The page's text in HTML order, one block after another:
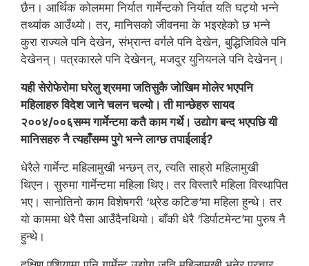
छैन। आर्थिक कोलममा निर्यात गार्मेन्टको निर्यात यति घट्यो भन्ने
तथ्यांक आउँथ्यो। तर, मानिसको जीवनमा के भइरहेको छ भन्ने
कुरा राज्यले पनि देखेन, संभ्रान्त वर्गले पनि देखेन, बुद्धिजिविले पनि
देखेनन्। पत्रकारले पनि देखेनन्, मजदुर युनियनले पनि देखेनन्।
यही सेरोफेरोमा घरेलु श्रममा जतिसुकै जोखिम मोलेर भएपनि
महिलाहरु विदेश जाने चलन चल्यो। ती मान्छेहरु सायद
२००४/००६सम्म गार्मेन्टमा कतै काम गर्थे। उद्योग बन्द भएपछि यी
मानिसहरु नै त्यहाँसम्म पुगे भन्ने लाग्छ तपाईलाई?
धेरैले गार्मेन्ट महिलामुखी भन्छन् तर, त्यति साह्रो महिलामुखी
थिएन। सुरुमा गार्मेन्टमा महिला थिए। तर विस्तारै महिला विस्थापित
भए। सानोतिनो काम विशेषगरी ‘थ्रेड कटिङ’मा महिला हुन्थे। तर
यो काममा धेरै पैसा आउँदैनथियो। बाँकी धेरै ‘डिर्पाटमेन्ट’मा पुरुष नै
हुन्थे।